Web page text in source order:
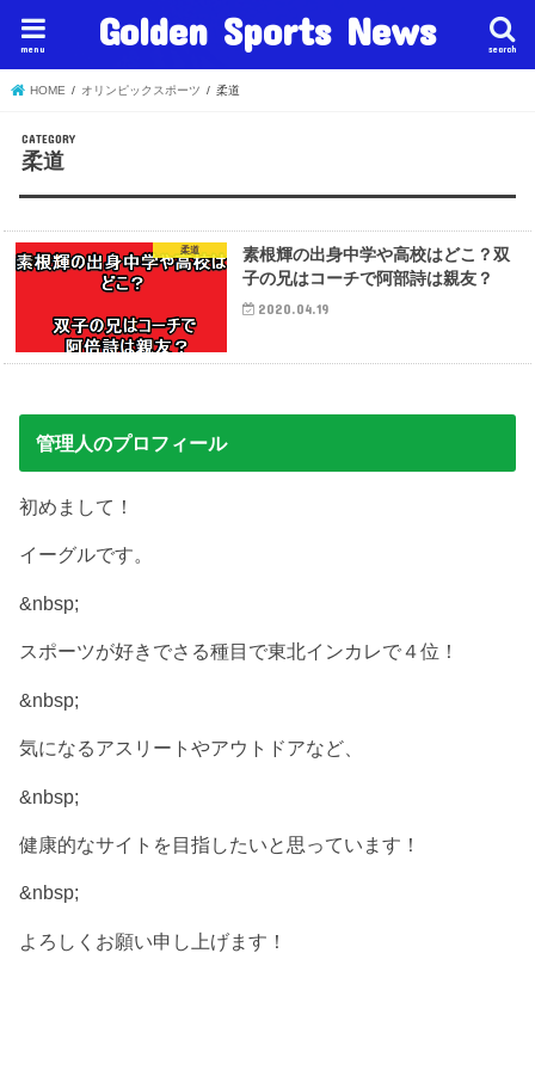
Golden Sports News search
menu
HOME オリンピックスポーツ 柔道
柔道
柔道
素根輝の出身中学や高校はどこ？双
子の兄はコーチで阿部詩は親友？
2020.04.19
管理人のプロフィール
初めまして！
イーグルです。
&nbsp;
スポーツが好きでさる種目で東北インカレで４位！
&nbsp;
気になるアスリートやアウトドアなど、
&nbsp;
健康的なサイトを目指したいと思っています！
&nbsp;
よろしくお願い申し上げます！